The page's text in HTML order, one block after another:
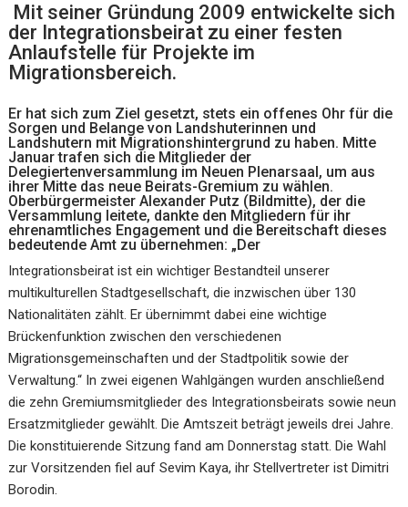
Mit seiner Gründung 2009 entwickelte sich
der Integrationsbeirat zu einer festen
Anlaufstelle für Projekte im
Migrationsbereich.
Er hat sich zum Ziel gesetzt, stets ein offenes Ohr für die
Sorgen und Belange von Landshuterinnen und
Landshutern mit Migrationshintergrund zu haben. Mitte
Januar trafen sich die Mitglieder der
Delegiertenversammlung im Neuen Plenarsaal, um aus
ihrer Mitte das neue Beirats-Gremium zu wählen.
Oberbürgermeister Alexander Putz (Bildmitte), der die
Versammlung leitete, dankte den Mitgliedern für ihr
ehrenamtliches Engagement und die Bereitschaft dieses
bedeutende Amt zu übernehmen: „Der
Integrationsbeirat ist ein wichtiger Bestandteil unserer
multikulturellen Stadtgesellschaft, die inzwischen über 130
Nationalitäten zählt. Er übernimmt dabei eine wichtige
Brückenfunktion zwischen den verschiedenen
Migrationsgemeinschaften und der Stadtpolitik sowie der
Verwaltung.“ In zwei eigenen Wahlgängen wurden anschließend
die zehn Gremiumsmitglieder des Integrationsbeirats sowie neun
Ersatzmitglieder gewählt. Die Amtszeit beträgt jeweils drei Jahre.
Die konstituierende Sitzung fand am Donnerstag statt. Die Wahl
zur Vorsitzenden fiel auf Sevim Kaya, ihr Stellvertreter ist Dimitri
Borodin.